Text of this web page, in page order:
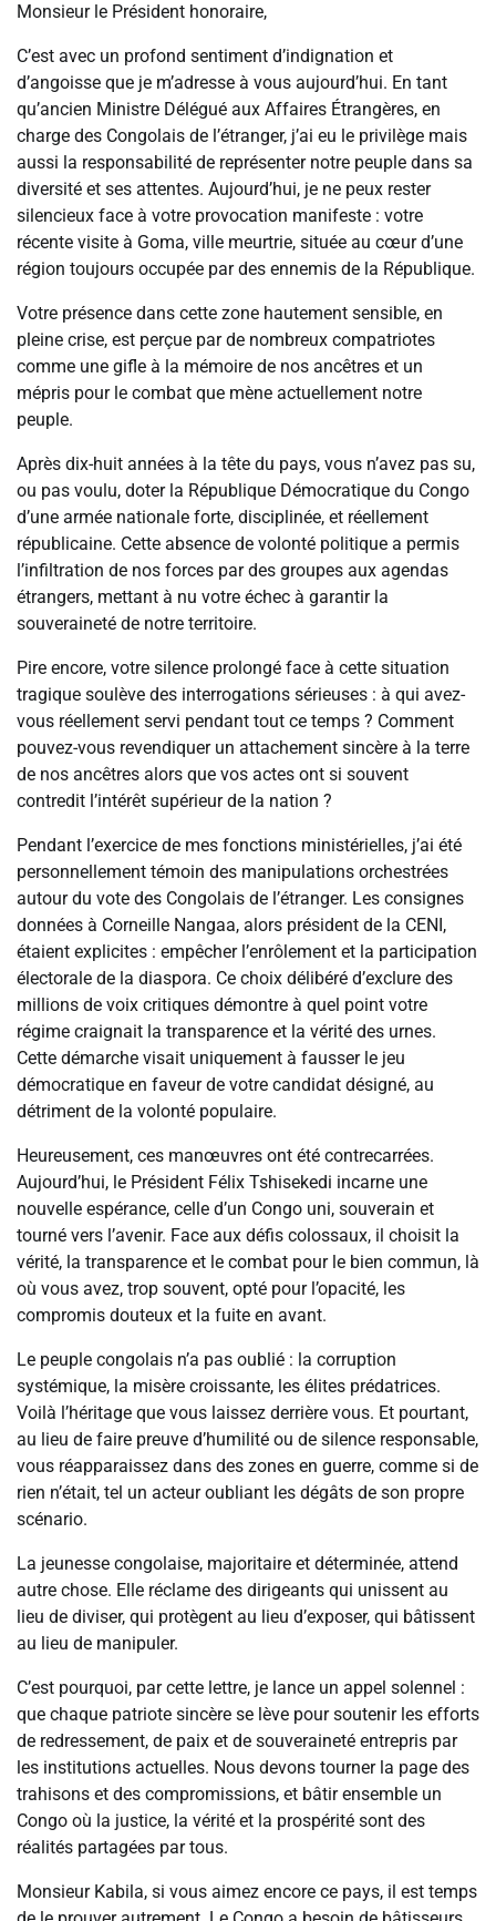
Monsieur le Président honoraire,
C’est avec un profond sentiment d’indignation et
d’angoisse que je m’adresse à vous aujourd’hui. En tant
qu’ancien Ministre Délégué aux Affaires Étrangères, en
charge des Congolais de l’étranger, j’ai eu le privilège mais
aussi la responsabilité de représenter notre peuple dans sa
diversité et ses attentes. Aujourd’hui, je ne peux rester
silencieux face à votre provocation manifeste : votre
récente visite à Goma, ville meurtrie, située au cœur d’une
région toujours occupée par des ennemis de la République.
Votre présence dans cette zone hautement sensible, en
pleine crise, est perçue par de nombreux compatriotes
comme une gifle à la mémoire de nos ancêtres et un
mépris pour le combat que mène actuellement notre
peuple.
Après dix-huit années à la tête du pays, vous n’avez pas su,
ou pas voulu, doter la République Démocratique du Congo
d’une armée nationale forte, disciplinée, et réellement
républicaine. Cette absence de volonté politique a permis
l’infiltration de nos forces par des groupes aux agendas
étrangers, mettant à nu votre échec à garantir la
souveraineté de notre territoire.
Pire encore, votre silence prolongé face à cette situation
tragique soulève des interrogations sérieuses : à qui avez-
vous réellement servi pendant tout ce temps ? Comment
pouvez-vous revendiquer un attachement sincère à la terre
de nos ancêtres alors que vos actes ont si souvent
contredit l’intérêt supérieur de la nation ?
Pendant l’exercice de mes fonctions ministérielles, j’ai été
personnellement témoin des manipulations orchestrées
autour du vote des Congolais de l’étranger. Les consignes
données à Corneille Nangaa, alors président de la CENI,
étaient explicites : empêcher l’enrôlement et la participation
électorale de la diaspora. Ce choix délibéré d’exclure des
millions de voix critiques démontre à quel point votre
régime craignait la transparence et la vérité des urnes.
Cette démarche visait uniquement à fausser le jeu
démocratique en faveur de votre candidat désigné, au
détriment de la volonté populaire.
Heureusement, ces manœuvres ont été contrecarrées.
Aujourd’hui, le Président Félix Tshisekedi incarne une
nouvelle espérance, celle d’un Congo uni, souverain et
tourné vers l’avenir. Face aux défis colossaux, il choisit la
vérité, la transparence et le combat pour le bien commun, là
où vous avez, trop souvent, opté pour l’opacité, les
compromis douteux et la fuite en avant.
Le peuple congolais n’a pas oublié : la corruption
systémique, la misère croissante, les élites prédatrices.
Voilà l’héritage que vous laissez derrière vous. Et pourtant,
au lieu de faire preuve d’humilité ou de silence responsable,
vous réapparaissez dans des zones en guerre, comme si de
rien n’était, tel un acteur oubliant les dégâts de son propre
scénario.
La jeunesse congolaise, majoritaire et déterminée, attend
autre chose. Elle réclame des dirigeants qui unissent au
lieu de diviser, qui protègent au lieu d’exposer, qui bâtissent
au lieu de manipuler.
C’est pourquoi, par cette lettre, je lance un appel solennel :
que chaque patriote sincère se lève pour soutenir les efforts
de redressement, de paix et de souveraineté entrepris par
les institutions actuelles. Nous devons tourner la page des
trahisons et des compromissions, et bâtir ensemble un
Congo où la justice, la vérité et la prospérité sont des
réalités partagées par tous.
Monsieur Kabila, si vous aimez encore ce pays, il est temps